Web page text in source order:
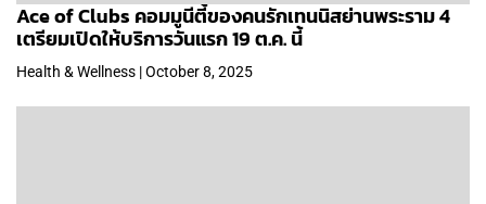
Ace of Clubs คอมมูนีตี้ของคนรักเทนนิสย่านพระราม 4
เตรียมเปิดให้บริการวันแรก 19 ต.ค. นี้
Health & Wellness | October 8, 2025